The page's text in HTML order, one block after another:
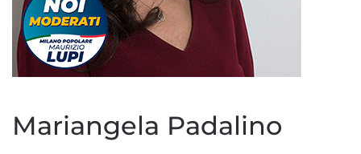
Mariangela Padalino